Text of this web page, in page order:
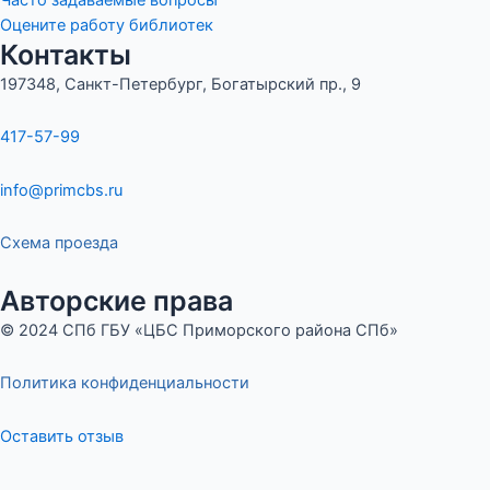
Оцените работу библиотек
Контакты
197348, Санкт-Петербург, Богатырский пр., 9
417-57-99
info@primcbs.ru
Схема проезда
Авторские права
© 2024 СПб ГБУ «ЦБС Приморского района СПб»
Политика конфиденциальности
Оставить отзыв